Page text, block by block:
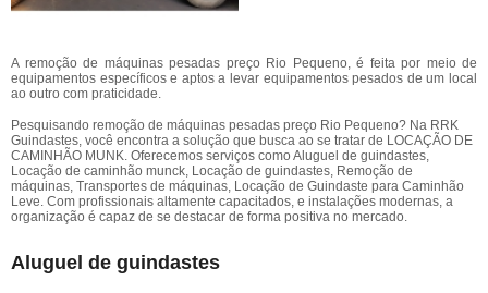
A remoção de máquinas pesadas preço Rio Pequeno, é feita por meio de
equipamentos específicos e aptos a levar equipamentos pesados de um local
ao outro com praticidade.
Pesquisando remoção de máquinas pesadas preço Rio Pequeno? Na RRK
Guindastes, você encontra a solução que busca ao se tratar de LOCAÇÃO DE
CAMINHÃO MUNK. Oferecemos serviços como Aluguel de guindastes,
Locação de caminhão munck, Locação de guindastes, Remoção de
máquinas, Transportes de máquinas, Locação de Guindaste para Caminhão
Leve. Com profissionais altamente capacitados, e instalações modernas, a
organização é capaz de se destacar de forma positiva no mercado.
Aluguel de guindastes